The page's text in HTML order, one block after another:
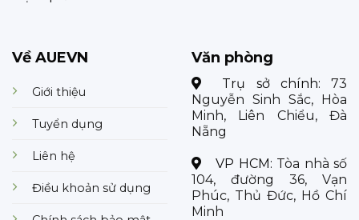
Về AUEVN
Giới thiệu
Tuyển dụng
Liên hệ
Điều khoản sử dụng
Văn phòng
Trụ sở chính: 73
Nguyễn Sinh Sắc, Hòa
Minh, Liên Chiểu, Đà
Nẵng
VP HCM: Tòa nhà số
104, đường 36, Vạn
Phúc, Thủ Đức, Hồ Chí
Minh